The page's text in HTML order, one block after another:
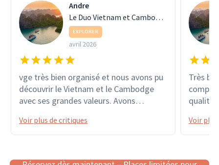
Andre
Le Duo Vietnam et Cambodge
EXPLORER
avril 2026
vge très bien organisé et nous avons pu
découvrir le Vietnam et le Cambodge
avec ses grandes valeurs. Avons
avec des moyens de locomotion divers :
train, moto, vélo, barque... sans oublier
merci à nos guides VAN & SAMDY pour
Voir plus de critiques
Très
qualité
Voir